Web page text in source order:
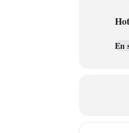
En